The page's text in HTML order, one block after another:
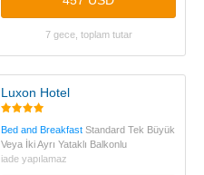
7 gece, toplam tutar
Luxon Hotel
Bed and Breakfast Standard Tek Büyük
Veya İki Ayrı Yataklı Balkonlu
iade yapılamaz